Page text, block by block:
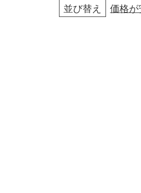
並び替え 価格